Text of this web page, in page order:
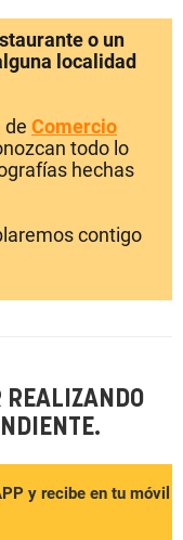
o un
localidad
de Comercio
todo lo
hechas
contigo
REALIZANDO
y recibe en tu móvil